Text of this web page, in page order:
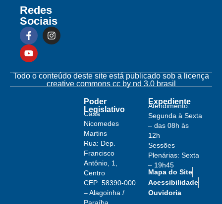
Redes
Sociais
Todo o conteúdo deste site está publicado sob a licença
creative commons cc by nd 3.0 brasil
Poder
Legislativo
Casa
Nicomedes
Martins
Rua: Dep.
Francisco
Antônio, 1,
Centro
CEP: 58390-000
– Alagoinha /
Paraíba
Expediente
Atendimento:
Segunda à Sexta
– das 08h às
12h
Sessões
Plenárias: Sexta
– 19h45
Mapa do Site
Acessibilidade
Ouvidoria